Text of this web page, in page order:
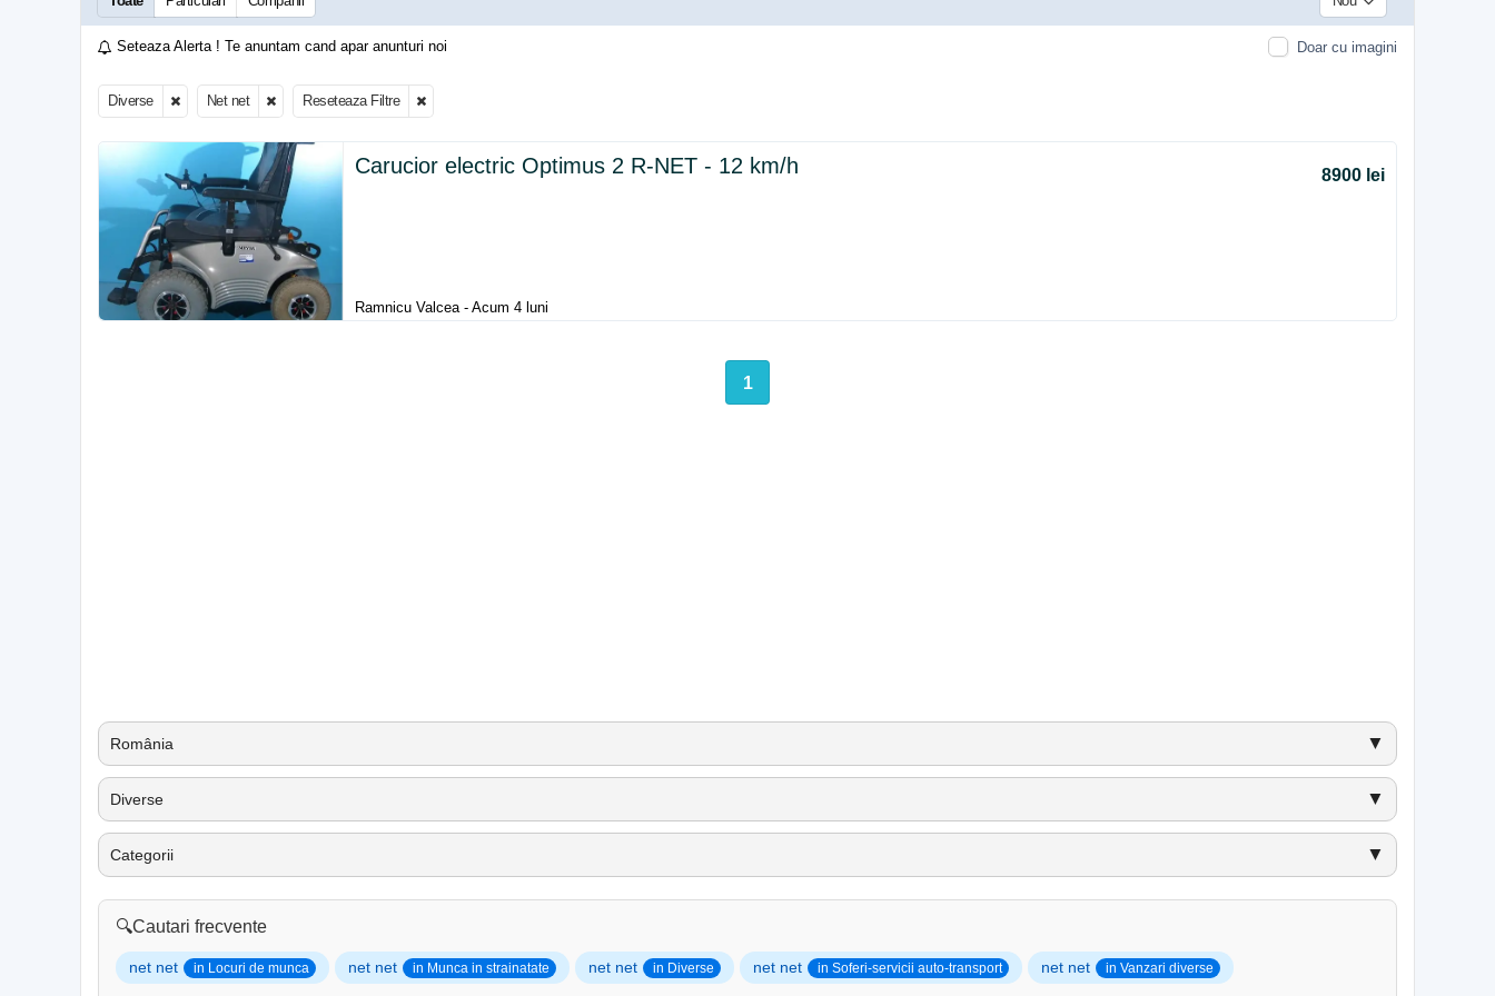
Seteaza Alerta ! Te anuntam cand apar anunturi noi Doar cu imagini
Diverse Net net Reseteaza Filtre
Carucior electric Optimus 2 R-NET - 12 km/h 8900 lei
Ramnicu Valcea - Acum 4 luni
1
România ▼
Diverse ▼
Categorii ▼
🔍Cautari frecvente
net net in Locuri de munca net net in Munca in strainatate net net in Diverse net net in Soferi-servicii auto-transport net net in Vanzari diverse